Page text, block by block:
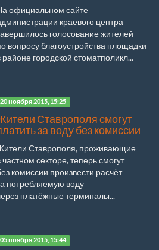
официальном сайте
краевого центра
голосование жителей
вопросу благоустройства площадки
районе городской стоматполикл...
20 ноября 2015, 15:25
Ставрополя смогут
за воду без комиссии
Ставрополя, проживающие
частном секторе, теперь смогут
комиссии произвести расчёт
потребляемую воду
платёжные терминалы...
05 ноября 2015, 15:44